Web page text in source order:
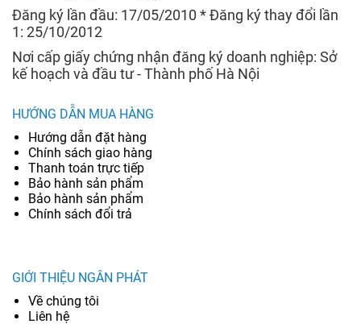
Đăng ký lần đầu: 17/05/2010 * Đăng ký thay đổi lần
1: 25/10/2012
Nơi cấp giấy chứng nhận đăng ký doanh nghiệp: Sở
kế hoạch và đầu tư - Thành phố Hà Nội
HƯỚNG DẪN MUA HÀNG
Hướng dẫn đặt hàng
Chính sách giao hàng
Thanh toán trực tiếp
Bảo hành sản phẩm
Bảo hành sản phẩm
Chính sách đổi trả
GIỚI THIỆU NGÂN PHÁT
Về chúng tôi
Liên hệ